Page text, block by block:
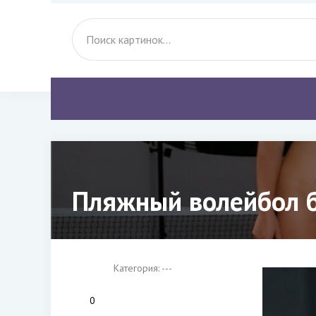
Пляжный волейбол
Категория: ---
0